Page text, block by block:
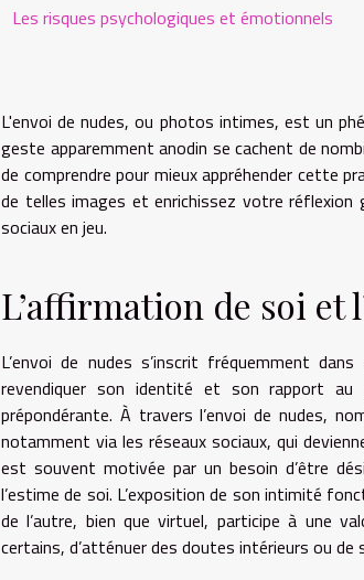
Les risques psychologiques et émotionnels
L'envoi de nudes, ou photos intimes, est un
geste apparemment anodin se cachent de
de comprendre pour mieux appréhender cette
de telles images et enrichissez votre
sociaux en jeu.
L’affirmation de soi et
L’envoi de nudes s’inscrit fréquemment
revendiquer son identité et son rapport au
prépondérante. À travers l’envoi de nudes,
notamment via les réseaux sociaux, qui
est souvent motivée par un besoin d’être
l’estime de soi. L’exposition de son intimité
de l’autre, bien que virtuel, participe à une
certains, d’atténuer des doutes intérieurs ou de